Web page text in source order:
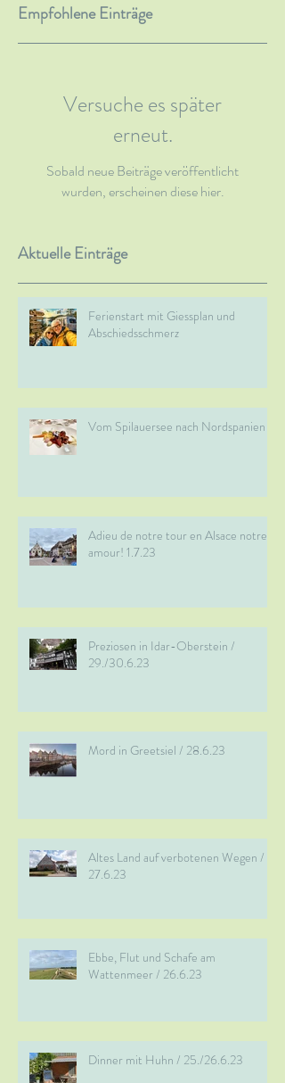
Aktuelle Einträge
Empfohlene Einträge
Ferienstart mit Giessplan und
Abschiedsschmerz
Vom Spilauersee nach Nordspanien
Adieu de notre tour en Alsace notre
amour! 1.7.23
Preziosen in Idar-Oberstein /
29./30.6.23
Mord in Greetsiel / 28.6.23
Altes Land auf verbotenen Wegen /
27.6.23
Ebbe, Flut und Schafe am
Wattenmeer / 26.6.23
Dinner mit Huhn / 25./26.6.23
Versuche es später
erneut.
Sobald neue Beiträge veröffentlicht
wurden, erscheinen diese hier.